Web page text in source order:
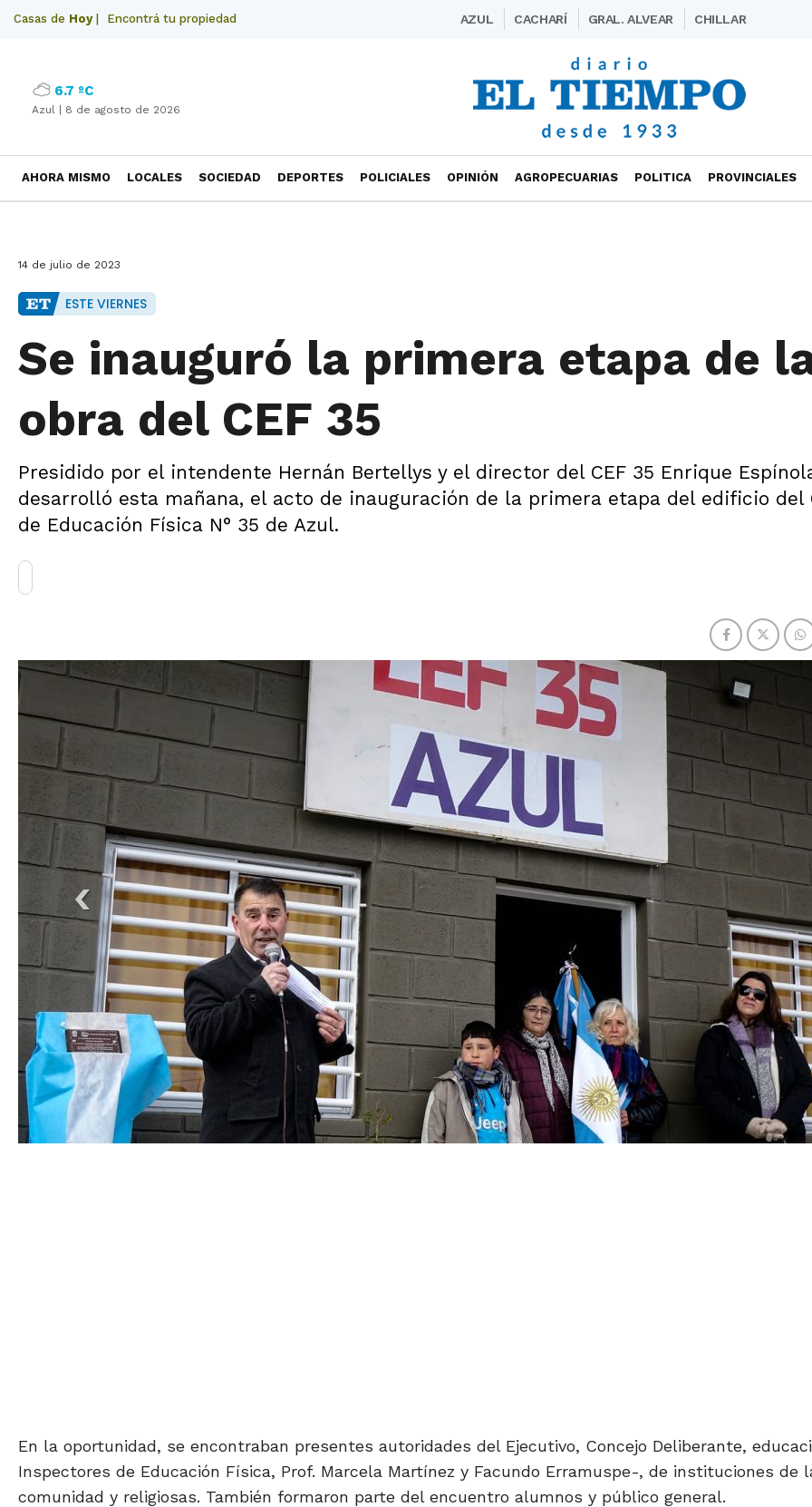
Casas de Hoy| Encontrá tu propiedad AZUL CACHARÍ GRAL. ALVEAR CHILLAR
6.7 ºC
Azul | 8 de agosto de 2026
AHORA MISMO LOCALES SOCIEDAD DEPORTES POLICIALES OPINIÓN AGROPECUARIAS POLITICA PROVINCIALES
14 de julio de 2023
ESTE VIERNES
Se inauguró la primera etapa de
obra del CEF 35
Presidido por el intendente Hernán Bertellys y el director del CEF 35 Enrique
desarrolló esta mañana, el acto de inauguración de la primera etapa del edificio del
de Educación Física N° 35 de Azul.
En la oportunidad, se encontraban presentes autoridades del Ejecutivo, Concejo Deliberante,
Inspectores de Educación Física, Prof. Marcela Martínez y Facundo Erramuspe-, de instituciones de
comunidad y religiosas. También formaron parte del encuentro alumnos y público general.